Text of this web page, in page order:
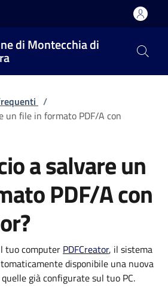
di Montecchia di
/
un file in formato PDF/A con
a salvare un
PDF/A con
tuo computer PDFCreator, il sistema
disponibile una nuova
già configurate sul tuo PC.